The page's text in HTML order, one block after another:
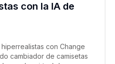
con la IA de
con Change
cambiador de camisetas